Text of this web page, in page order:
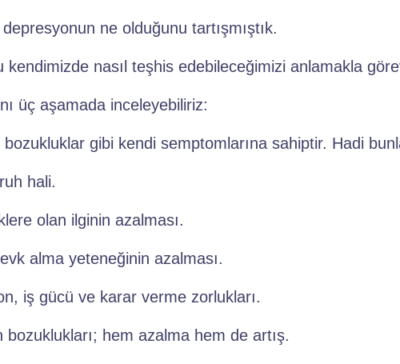
ne olduğunu tartışmıştık.
kendimizde nasıl teşhis edebileceğimizi anlamakla
üç aşamada inceleyebiliriz:
gibi kendi semptomlarına sahiptir. Hadi
hali.
olan ilginin azalması.
alma yeteneğinin azalması.
iş gücü ve karar verme zorlukları.
bozuklukları; hem azalma hem de artış.